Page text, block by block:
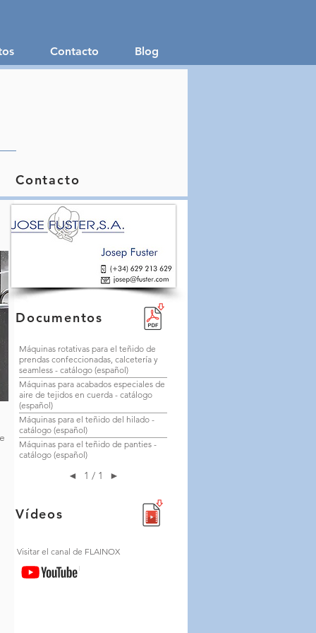
Contacto Blog
Contacto
Documentos
Máquinas rotativas para el teñido de
prendas confeccionadas, calcetería y
seamless - catálogo (español)
Máquinas para acabados especiales de
aire de tejidos en cuerda - catálogo
(español)
Máquinas para el teñido del hilado -
catálogo (español)
Máquinas para el teñido de panties -
catálogo (español)
◄ 1 / 1 ►
Vídeos
Visitar el canal de FLAINOX